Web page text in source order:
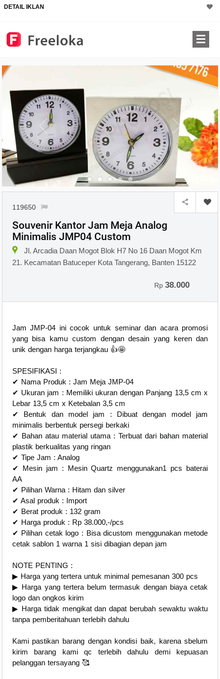
DETAIL IKLAN
119650
Souvenir Kantor Jam Meja Analog
Minimalis JMP04 Custom
Jl. Arcadia Daan Mogot Blok H7 No 16 Daan Mogot Km
21. Kecamatan Batuceper Kota Tangerang, Banten 15122
Rp38.000
Jam JMP-04 ini cocok untuk seminar dan acara promosi
yang bisa kamu custom dengan desain yang keren dan
unik dengan harga terjangkau 👍🤩
SPESIFIKASI :
✔ Nama Produk : Jam Meja JMP-04
✔ Ukuran jam : Memiliki ukuran dengan Panjang 13,5 cm x
Lebar 13,5 cm x Ketebalan 3,5 cm
✔ Bentuk dan model jam : Dibuat dengan model jam
minimalis berbentuk persegi berkaki
✔ Bahan atau material utama : Terbuat dari bahan material
plastik berkualitas yang ringan
✔ Tipe Jam : Analog
✔ Mesin jam : Mesin Quartz menggunakan1 pcs baterai
AA
✔ Pilihan Warna : Hitam dan silver
✔ Asal produk : Import
✔ Berat produk : 132 gram
✔ Harga produk : Rp 38.000,-/pcs
✔ Pilihan cetak logo : Bisa dicustom menggunakan metode
cetak sablon 1 warna 1 sisi dibagian depan jam
NOTE PENTING :
▶ Harga yang tertera untuk minimal pemesanan 300 pcs
▶ Harga yang tertera belum termasuk dengan biaya cetak
logo dan ongkos kirim
▶ Harga tidak mengikat dan dapat berubah sewaktu waktu
tanpa pemberitahuan terlebih dahulu
Kami pastikan barang dengan kondisi baik, karena sbelum
kirim barang kami qc terlebih dahulu demi kepuasan
pelanggan tersayang 🥰